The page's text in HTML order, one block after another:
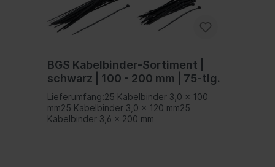
BGS Kabelbinder-Sortiment |
schwarz | 100 - 200 mm | 75-tlg.
Lieferumfang:25 Kabelbinder 3,0 x 100
mm25 Kabelbinder 3,0 x 120 mm25
Kabelbinder 3,6 x 200 mm